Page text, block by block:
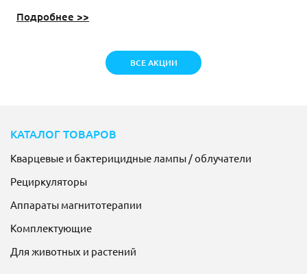
Подробнее >>
ВСЕ АКЦИИ
КАТАЛОГ ТОВАРОВ
Кварцевые и бактерицидные лампы / облучатели
Рециркуляторы
Аппараты магнитотерапии
Комплектующие
Для животных и растений